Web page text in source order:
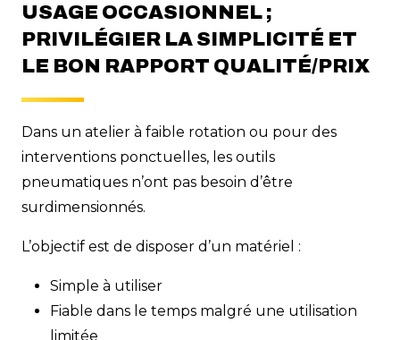
USAGE OCCASIONNEL ;
PRIVILÉGIER LA SIMPLICITÉ ET
LE BON RAPPORT QUALITÉ/PRIX
Dans un atelier à faible rotation ou pour des
interventions ponctuelles, les outils
pneumatiques n’ont pas besoin d’être
surdimensionnés.
L’objectif est de disposer d’un matériel :
Simple à utiliser
Fiable dans le temps malgré une utilisation
limitée